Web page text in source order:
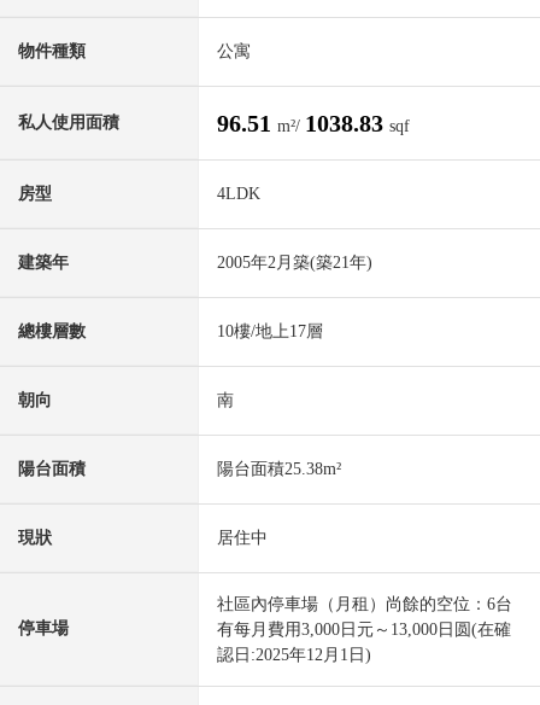
物件種類 公寓
私人使用面積 96.51 m²/ 1038.83 sqf
房型 4LDK
建築年 2005年2月築(築21年)
總樓層數 10樓/地上17層
朝向 南
陽台面積 陽台面積25.38m²
現狀 居住中
停車場
社區內停車場（月租）尚餘的空位：6台
有每月費用3,000日元～13,000日圆(在確
認日:2025年12月1日)